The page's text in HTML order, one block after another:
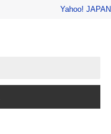
Yahoo! JAPAN